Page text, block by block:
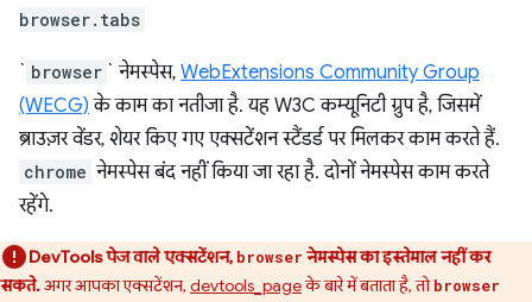
browser.tabs
` browser ` नेमस्पेस, WebExtensions Community Group
(WECG) के काम का नतीजा है. यह W3C कम्यूनिटी ग्रुप है, जिसमें
ब्राउज़र वेंडर, शेयर किए गए एक्सटेंशन स्टैंडर्ड पर मिलकर काम करते हैं.
chrome नेमस्पेस बंद नहीं किया जा रहा है. दोनों नेमस्पेस काम करते
रहेंगे.
DevTools पेज वाले एक्सटेंशन, browser नेमस्पेस का इस्तेमाल नहीं कर
सकते.अगर आपका एक्सटेंशन, devtools_pageके बारे में बताता है, तोbrowser